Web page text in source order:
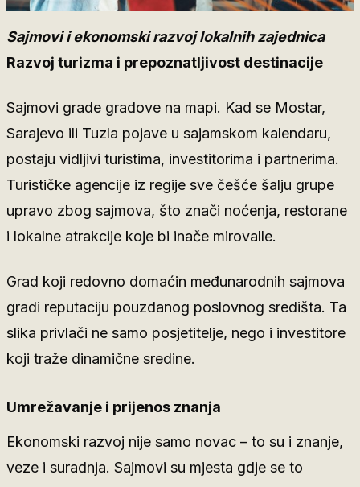
Sajmovi i ekonomski razvoj lokalnih zajednica
Razvoj turizma i prepoznatljivost destinacije
Sajmovi grade gradove na mapi. Kad se Mostar,
Sarajevo ili Tuzla pojave u sajamskom kalendaru,
postaju vidljivi turistima, investitorima i partnerima.
Turističke agencije iz regije sve češće šalju grupe
upravo zbog sajmova, što znači noćenja, restorane
i lokalne atrakcije koje bi inače mirovalle.
Grad koji redovno domaćin međunarodnih sajmova
gradi reputaciju pouzdanog poslovnog središta. Ta
slika privlači ne samo posjetitelje, nego i investitore
koji traže dinamične sredine.
Umrežavanje i prijenos znanja
Ekonomski razvoj nije samo novac – to su i znanje,
veze i suradnja. Sajmovi su mjesta gdje se to